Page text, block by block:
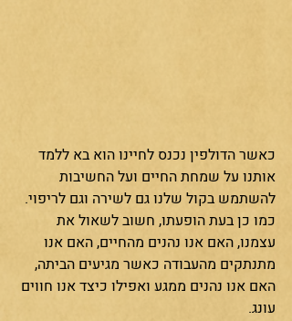
כאשר הדולפין נכנס לחיינו הוא בא ללמד
אותנו על שמחת החיים ועל החשיבות
להשתמש בקול שלנו גם לשירה וגם לריפוי.
כמו כן בעת הופעתו, חשוב לשאול את
עצמנו, האם אנו נהנים מהחיים, האם אנו
מתנתקים מהעבודה כאשר מגיעים הביתה,
האם אנו נהנים ממגע ואפילו כיצד אנו חווים
עונג.